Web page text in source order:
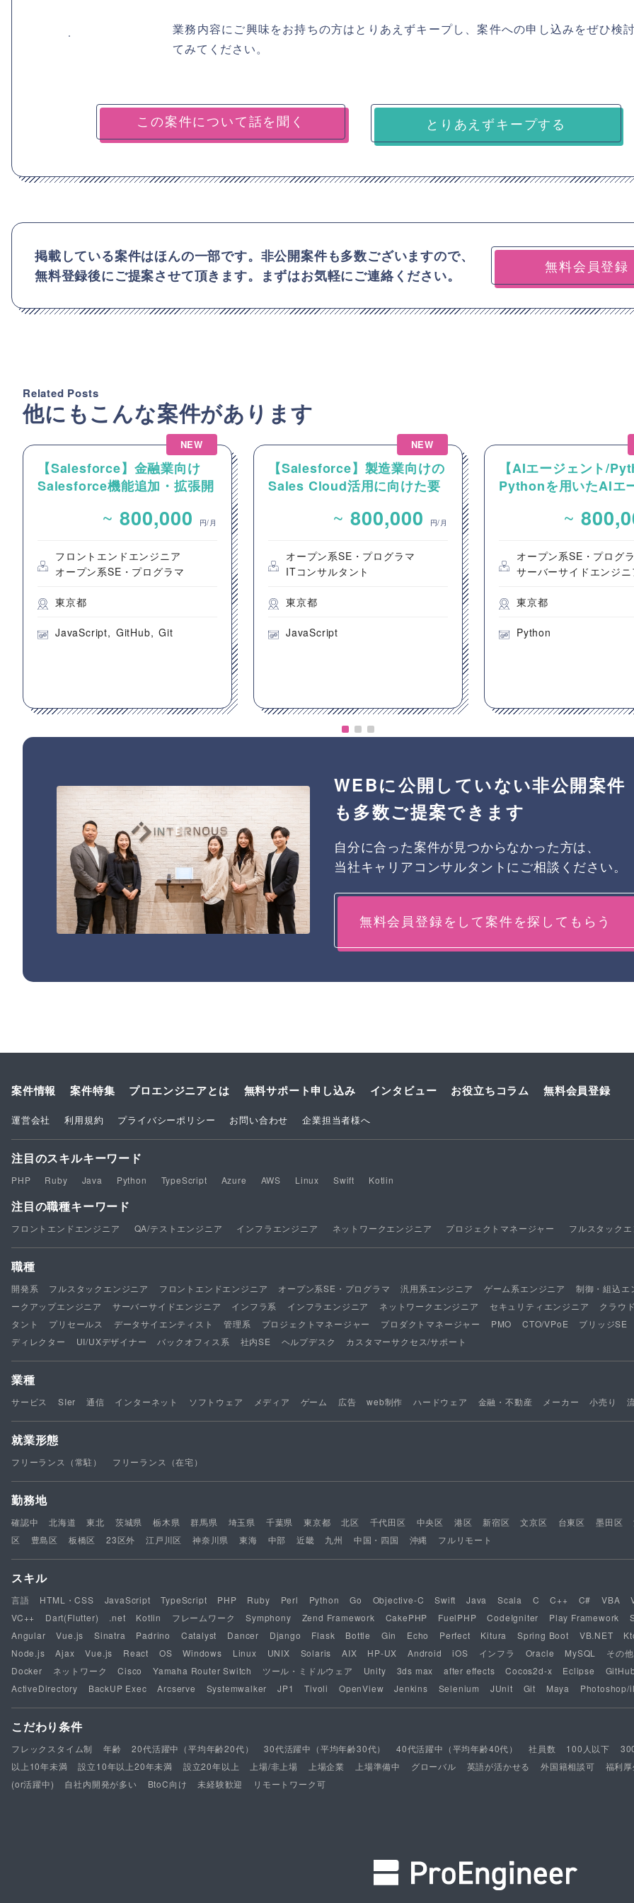
業務内容にご興味をお持ちの方はとりあえずキープし、案件への申し込みをぜひ検
てみてください。
とりあえずキープする
掲載している案件はほんの一部です。非公開案件も多数ございますので、
無料登録後にご提案させて頂きます。まずはお気軽にご連絡ください。
無料会員登録
Related Posts
他にもこんな案件があります
NEW
【Salesforce】金融業向け
Salesforce機能追加・拡張開
~ 800,000 円/月
フロントエンドエンジニア
オープン系SE・プログラマ
東京都
JavaScript GitHub Git
NEW
【Salesforce】製造業向けの
Sales Cloud活用に向けた要
~ 800,000 円/月
オープン系SE・プログラマ
ITコンサルタント
東京都
JavaScript
【AIエージェント/
Pythonを用いたAIエ
~
オープン系SE・プログ
サーバーサイドエンジ
東京都
Python
WEBに公開していない非公開案件
も多数ご提案できます
自分に合った案件が見つからなかった方は、
当社キャリアコンサルタントにご相談ください。
無料会員登録をして案件を探してもらう
案件情報 案件特集 プロエンジニアとは 無料サポート申し込み インタビュー お役立ちコラム 無料会員登録
運営会社 利用規約 プライバシーポリシー お問い合わせ 企業担当者様へ
注目のスキルキーワード
PHP Ruby Java Python TypeScript Azure AWS Linux Swift Kotlin
注目の職種キーワード
フロントエンドエンジニア QA/テストエンジニア インフラエンジニア ネットワークエンジニア プロジェクトマネージャー フルスタック
職種
開発系 フルスタックエンジニア フロントエンドエンジニア オープン系SE・プログラマ 汎用系エンジニア ゲーム系エンジニア
制御・組込エ
ークアップエンジニア
サーバーサイドエンジニア インフラ系 インフラエンジニア ネットワークエンジニア セキュリティエンジニア
クラウ
タント
プリセールス データサイエンティスト 管理系 プロジェクトマネージャー プロダクトマネージャー PMO CTO/VPoE
ブリッジSE
ディレクター
UI/UXデザイナー バックオフィス系 社内SE ヘルプデスク カスタマーサクセス/サポート
業種
サービス SIer 通信 インターネット ソフトウェア メディア ゲーム 広告 web制作 ハードウェア 金融・不動産 メーカー 小売り
就業形態
フリーランス（常駐） フリーランス（在宅）
勤務地
確認中 北海道 東北 茨城県 栃木県 群馬県 埼玉県 千葉県 東京都 北区 千代田区 中央区 港区 新宿区 文京区 台東区 墨田区
区
豊島区 板橋区 23区外 江戸川区 神奈川県 東海 中部 近畿 九州 中国・四国 沖縄 フルリモート
スキル
言語 HTML・CSS JavaScript TypeScript PHP Ruby Perl Python Go Objective-C Swift Java Scala C C++ C# VBA
VC++
Dart(Flutter) .net Kotlin フレームワーク Symphony Zend Framework CakePHP FuelPHP CodeIgniter Play Framework
Angular
Vue.js Sinatra Padrino Catalyst Dancer Django Flask Bottle Gin Echo Perfect Kitura Spring Boot VB.NET
Node.js
Ajax Vue.js React OS Windows Linux UNIX Solaris AIX HP-UX Android iOS インフラ Oracle MySQL
その他
Docker
ネットワーク Cisco Yamaha Router Switch ツール・ミドルウェア Unity 3ds max after effects Cocos2d-x Eclipse
ActiveDirectory
BackUP Exec Arcserve Systemwalker JP1 Tivoli OpenView Jenkins Selenium JUnit Git Maya Photoshop/
こだわり条件
フレックスタイム制 年齢 20代活躍中（平均年齢20代） 30代活躍中（平均年齢30代） 40代活躍中（平均年齢40代） 社員数 100人以下
以上10年未満
設立10年以上20年未満 設立20年以上 上場/非上場 上場企業 上場準備中 グローバル 英語が活かせる 外国籍相談可
福利
(or活躍中)
自社内開発が多い BtoC向け 未経験歓迎 リモートワーク可